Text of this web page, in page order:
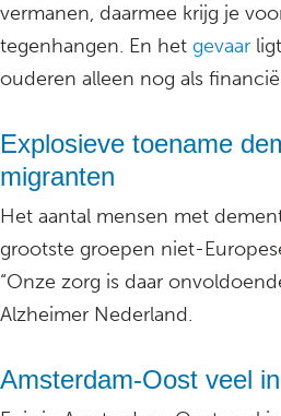
vermanen, daarmee krijg je
tegenhangen. En het gevaar
ouderen alleen nog als
Explosieve toename
migranten
Het aantal mensen met
grootste groepen niet-
“Onze zorg is daar
Alzheimer Nederland.
Amsterdam-Oost veel